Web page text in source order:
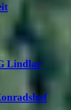
Lindlar